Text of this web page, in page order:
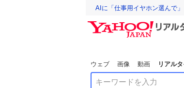
AIに「仕事用イヤホン選んで
ウェブ 画像 動画 リアル